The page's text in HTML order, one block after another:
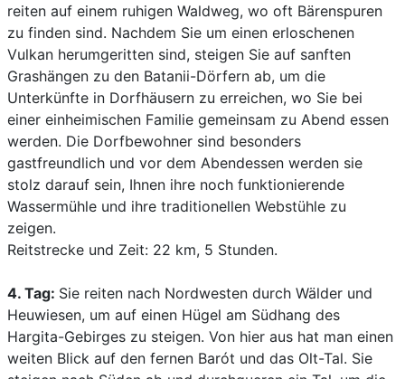
reiten auf einem ruhigen Waldweg, wo oft Bärenspuren
zu finden sind. Nachdem Sie um einen erloschenen
Vulkan herumgeritten sind, steigen Sie auf sanften
Grashängen zu den Batanii-Dörfern ab, um die
Unterkünfte in Dorfhäusern zu erreichen, wo Sie bei
einer einheimischen Familie gemeinsam zu Abend essen
werden. Die Dorfbewohner sind besonders
gastfreundlich und vor dem Abendessen werden sie
stolz darauf sein, Ihnen ihre noch funktionierende
Wassermühle und ihre traditionellen Webstühle zu
zeigen.
Reitstrecke und Zeit: 22 km, 5 Stunden.
4. Tag: Sie reiten nach Nordwesten durch Wälder und
Heuwiesen, um auf einen Hügel am Südhang des
Hargita-Gebirges zu steigen. Von hier aus hat man einen
weiten Blick auf den fernen Barót und das Olt-Tal. Sie